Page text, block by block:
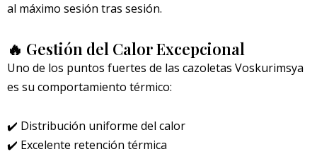
al máximo sesión tras sesión.
🔥 Gestión del Calor Excepcional
Uno de los puntos fuertes de las cazoletas Voskurimsya
es su comportamiento térmico:
✔️ Distribución uniforme del calor
✔️ Excelente retención térmica